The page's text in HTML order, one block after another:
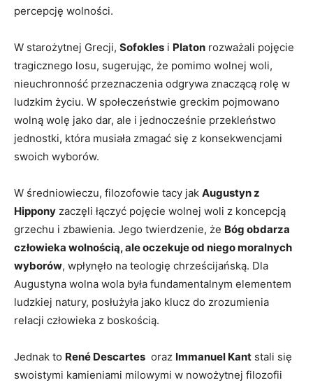
percepcję ⁢wolności.
W starożytnej ​Grecji, Sofokles i Platon rozważali pojęcie
tragicznego‍ losu, ‍sugerując, że pomimo‍ wolnej woli,​
nieuchronność przeznaczenia ‌odgrywa znaczącą ​rolę w
⁤ludzkim życiu. W społeczeństwie greckim⁢ pojmowano
wolną wolę jako dar, ale ⁢i jednocześnie przekleństwo
jednostki,‍ która musiała ‍zmagać się z konsekwencjami
swoich wyborów. ⁢
W średniowieczu,‍ filozofowie tacy⁣ jak Augustyn⁢ z
Hippony zaczęli łączyć pojęcie wolnej woli z ‍koncepcją
grzechu⁣ i zbawienia. Jego twierdzenie, że Bóg obdarza
człowieka wolnością, ale oczekuje od niego moralnych
wyborów, wpłynęło na teologię chrześcijańską. Dla
Augustyna wolna wola była fundamentalnym elementem
ludzkiej natury, ‌posłużyła jako klucz ⁤do⁢ zrozumienia
relacji człowieka z boskością.
Jednak to René Descartes ‍ oraz Immanuel Kant stali się
swoistymi kamieniami⁤ milowymi w nowożytnej filozofii